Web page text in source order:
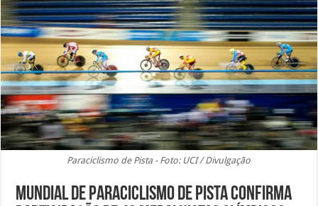
Paraciclismo de Pista - Foto: UCI / Divulgação
Mundial de Paraciclismo de Pista confirma